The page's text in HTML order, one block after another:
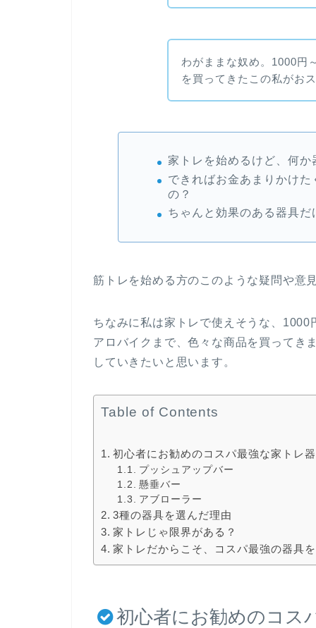
わがままな奴め。1000円
を買ってきたこの私がお
家トレを始めるけど、何
できればお金あまりかけ
の？
ちゃんと効果のある器具だ
筋トレを始める方のこのような疑問や意
ちなみに私は家トレで使えそうな、
アロバイクまで、色々な商品を買ってき
していきたいと思います。
Table of Contents
初心者にお勧めのコスパ最強な家トレ
プッシュアップバー
懸垂バー
アブローラー
3種の器具を選んだ理由
家トレじゃ限界がある？
家トレだからこそ、コスパ最強の器具
初心者にお勧めのコス